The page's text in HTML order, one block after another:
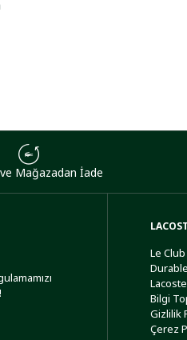
Mağazadan İade
Le
Bilgi
Gizlilik
Çerez